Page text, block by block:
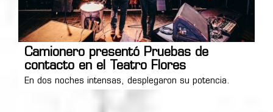
Camionero presentó Pruebas de
contacto en el Teatro Flores
En dos noches intensas, desplegaron su potencia.